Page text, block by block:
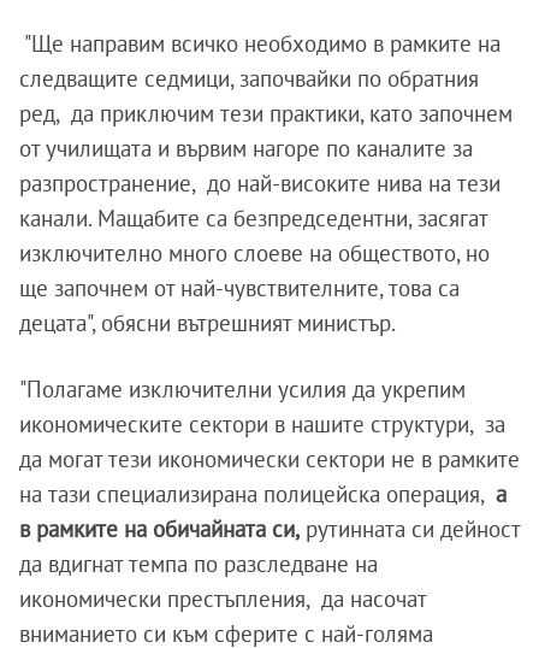
"Ще направим всичко необходимо в рамките на
следващите седмици, започвайки по обратния
ред, да приключим тези практики, като започнем
от училищата и вървим нагоре по каналите за
разпространение, до най-високите нива на тези
канали. Мащабите са безпредседентни, засягат
изключително много слоеве на обществото, но
ще започнем от най-чувствителните, това са
децата", обясни вътрешният министър.
"Полагаме изключителни усилия да укрепим
икономическите сектори в нашите структури, за
да могат тези икономически сектори не в рамките
на тази специализирана полицейска операция, а
в рамките на обичайната си, рутинната си дейност
да вдигнат темпа по разследване на
икономически престъпления, да насочат
вниманието си към сферите с най-голяма